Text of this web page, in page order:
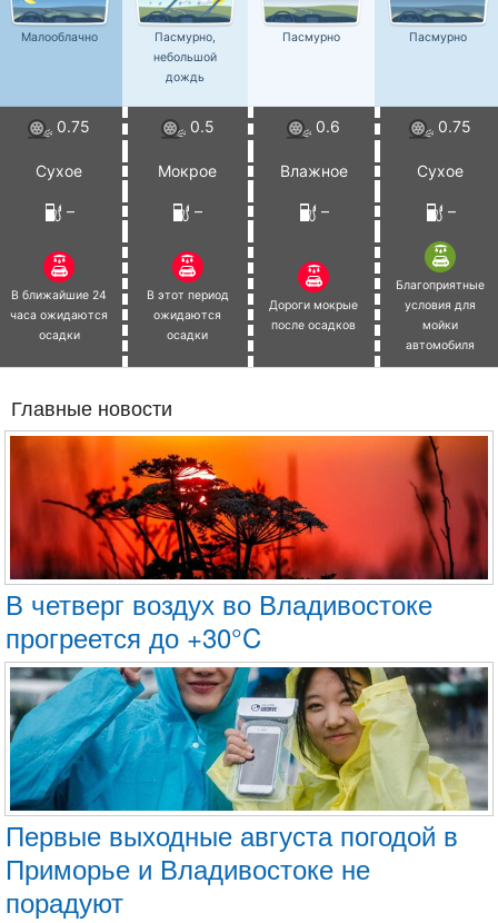
Малооблачно
Пасмурно,
небольшой
дождь
Пасмурно Пасмурно
0.75 0.5 0.6 0.75
Сухое Мокрое Влажное Сухое
– – – –
В ближайшие 24
часа ожидаются
осадки
В этот период
ожидаются
осадки
Дороги мокрые
после осадков
Благоприятные
условия для
мойки
автомобиля
Главные новости
В четверг воздух во Владивостоке
прогреется до +30°C
Первые выходные августа погодой в
Приморье и Владивостоке не
порадуют